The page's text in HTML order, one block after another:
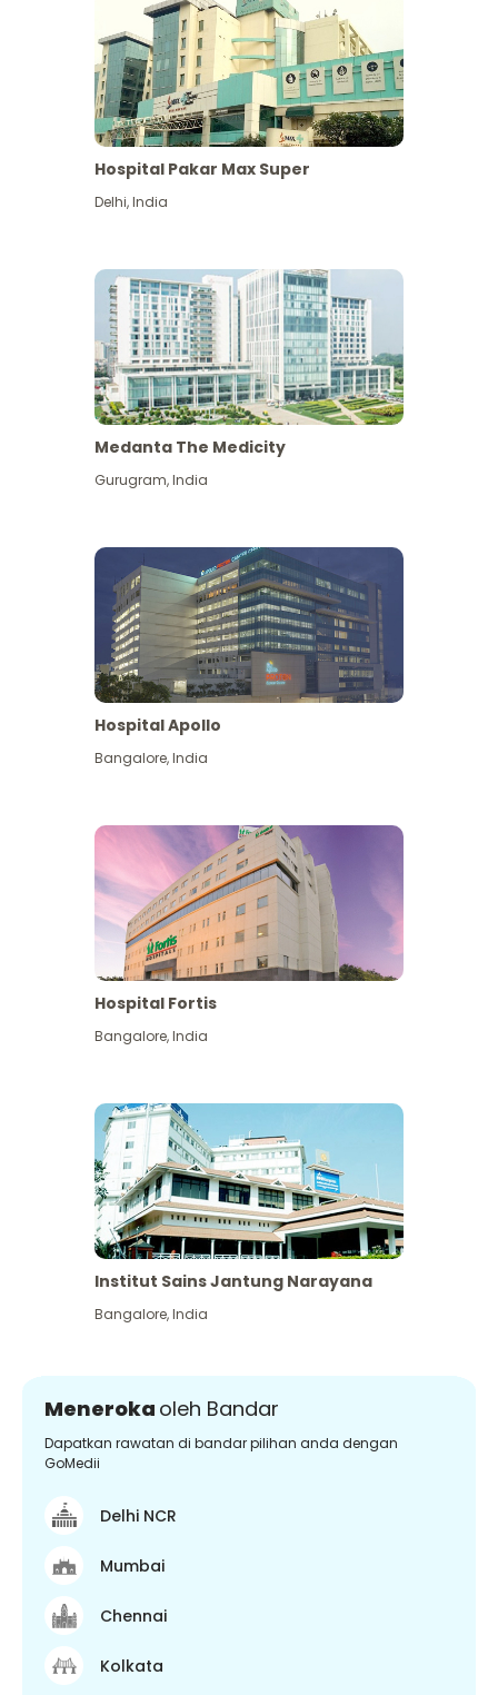
Hospital Pakar Max Super
Delhi,India
Medanta The Medicity
Gurugram,India
Hospital Apollo
Bangalore,India
Hospital Fortis
Bangalore,India
Institut Sains Jantung Narayana
Bangalore,India
Meneroka oleh Bandar
Dapatkan rawatan di bandar pilihan anda dengan
GoMedii
Delhi NCR
Mumbai
Chennai
Kolkata